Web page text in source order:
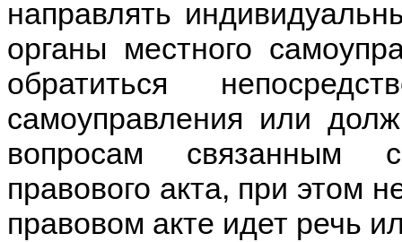
направлять
органы местного
обратиться
самоуправления или
вопросам связанным
правового акта, при этом
правовом акте идет речь